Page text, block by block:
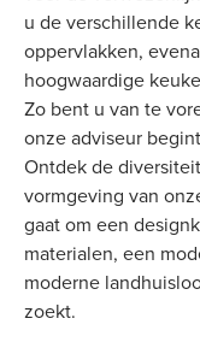
u de verschillende
oppervlakken,
hoogwaardige
Zo bent u van te
onze adviseur
Ontdek de
vormgeving van
gaat om een
materialen, een
moderne
zoekt.